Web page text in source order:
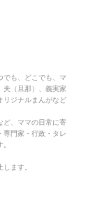
でも、どこでも、マ
夫（旦那）、義実家
リジナルまんがなど
ど、ママの日常に寄
専門家・行政・タレ
ます。